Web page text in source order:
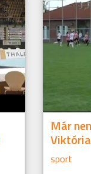
Már
Viktória
sport